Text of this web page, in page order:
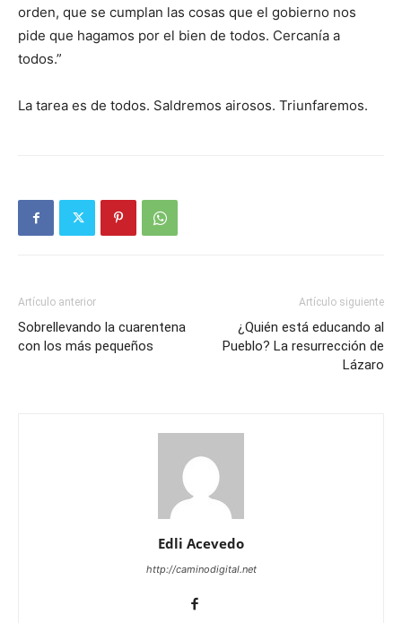
orden, que se cumplan las cosas que el gobierno nos
pide que hagamos por el bien de todos. Cercanía a
todos.”
La tarea es de todos. Saldremos airosos. Triunfaremos.
Artículo anterior
Sobrellevando la cuarentena
con los más pequeños
Artículo siguiente
¿Quién está educando al
Pueblo? La resurrección de
Lázaro
Edli Acevedo
http://caminodigital.net